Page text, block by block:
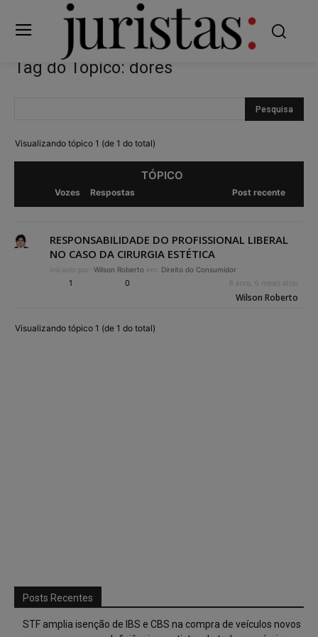
Tag do Tópico: dores
Visualizando tópico 1 (de 1 do total)
TÓPICO
Vozes Respostas Post recente
RESPONSABILIDADE DO PROFISSIONAL LIBERAL
NO CASO DA CIRURGIA ESTÉTICA
Iniciado por: Wilson Roberto em: Direito do Consumidor
1 0 8 anos, 6 meses atrás
Wilson Roberto
Visualizando tópico 1 (de 1 do total)
Posts Recentes
STF amplia isenção de IBS e CBS na compra de veículos novos